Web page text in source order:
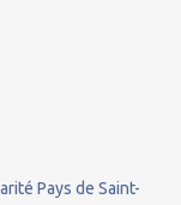
Pays de Saint-